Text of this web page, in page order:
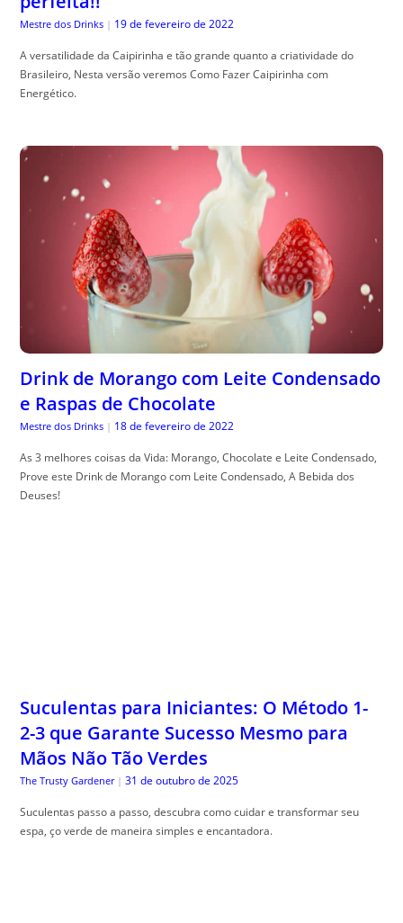
Mestre dos Drinks | 19 de fevereiro de 2022
A versatilidade da Caipirinha e tão grande quanto a criatividade do
Brasileiro, Nesta versão veremos Como Fazer Caipirinha com
Energético.
Drink de Morango com Leite Condensado
e Raspas de Chocolate
Mestre dos Drinks | 18 de fevereiro de 2022
As 3 melhores coisas da Vida: Morango, Chocolate e Leite Condensado,
Prove este Drink de Morango com Leite Condensado, A Bebida dos
Deuses!
Suculentas para Iniciantes: O Método 1-
2-3 que Garante Sucesso Mesmo para
Mãos Não Tão Verdes
The Trusty Gardener | 31 de outubro de 2025
Suculentas passo a passo, descubra como cuidar e transformar seu
espa, ço verde de maneira simples e encantadora.